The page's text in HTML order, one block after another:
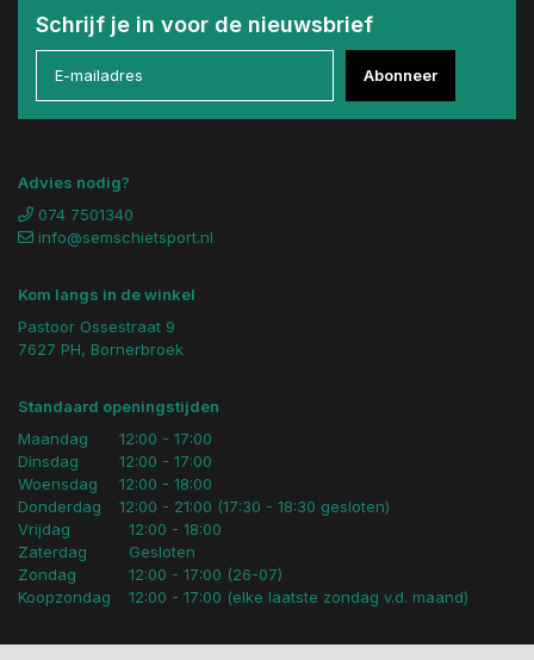
Schrijf je in voor de nieuwsbrief
Abonneer
Advies nodig?
074 7501340
info@semschietsport.nl
Kom langs in de winkel
Pastoor Ossestraat 9
7627 PH, Bornerbroek
Standaard openingstijden
Maandag
Dinsdag
Woensdag
Donderdag
12:00 - 17:00
12:00 - 17:00
12:00 - 18:00
12:00 - 21:00 (17:30 - 18:30 gesloten)
Vrijdag
Zaterdag
Zondag
Koopzondag
12:00 - 18:00
Gesloten
12:00 - 17:00 (26-07)
12:00 - 17:00 (elke laatste zondag v.d. maand)